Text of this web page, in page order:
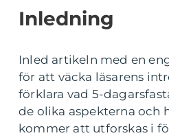
Inledning
Inled artikeln med en
för att väcka läsarens
förklara vad 5-
de olika aspekterna och
kommer att utforskas i